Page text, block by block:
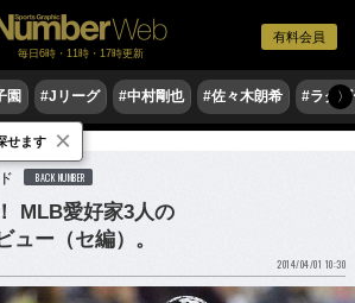
有料会員
毎日6時・11時・17時更新
園 #Jリーグ #中村剛也 #佐々木朗希 #ラグ〉
BACK NUMBER
MLB愛好家3人の
ュー（セ編）。
2014/04/01 10:30
せます ×